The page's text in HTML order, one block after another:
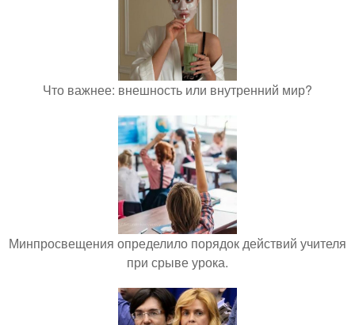
Что важнее: внешность или внутренний мир?
Минпросвещения определило порядок действий учителя
при срыве урока.